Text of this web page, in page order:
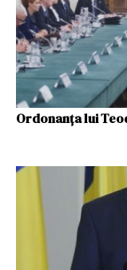
Ordonanța lui